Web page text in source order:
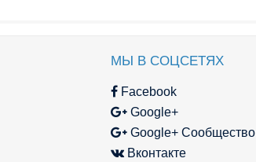
МЫ В СОЦСЕТЯХ
Facebook
Google+
Google+ Сообщество
Вконтакте